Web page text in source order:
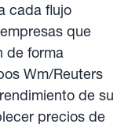
cada flujo
que
de forma
Wm/Reuters
de su
precios de